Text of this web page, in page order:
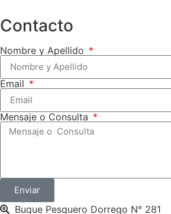
Contacto
Nombre y Apellido
Email
Mensaje o Consulta
Enviar
Buque Pesquero Dorrego N° 281